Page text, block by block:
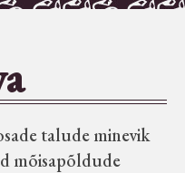
talude minevik
mõisapõldude